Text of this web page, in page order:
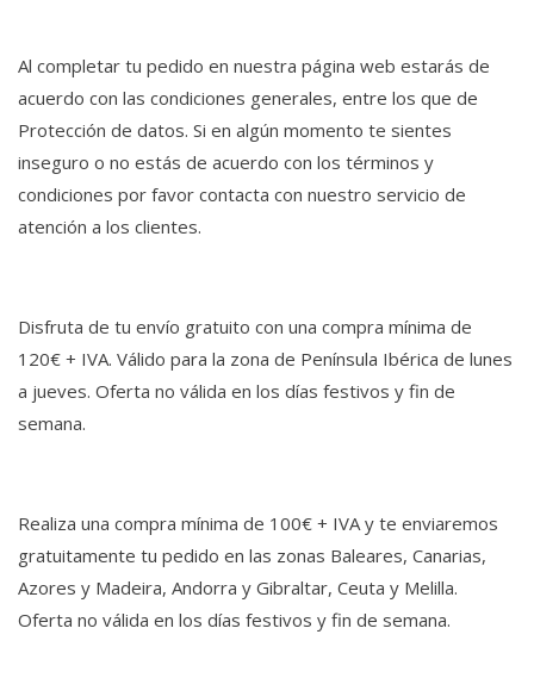
Al completar tu pedido en nuestra página web estarás de
acuerdo con las condiciones generales, entre los que de
Protección de datos. Si en algún momento te sientes
inseguro o no estás de acuerdo con los términos y
condiciones por favor contacta con nuestro servicio de
atención a los clientes.
Disfruta de tu envío gratuito con una compra mínima de
120€ + IVA. Válido para la zona de Península Ibérica de lunes
a jueves. Oferta no válida en los días festivos y fin de
semana.
Realiza una compra mínima de 100€ + IVA y te enviaremos
gratuitamente tu pedido en las zonas Baleares, Canarias,
Azores y Madeira, Andorra y Gibraltar, Ceuta y Melilla.
Oferta no válida en los días festivos y fin de semana.